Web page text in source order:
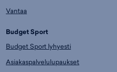
Vantaa
Budget Sport
Budget Sport lyhyesti
Asiakaspalvelulupaukset